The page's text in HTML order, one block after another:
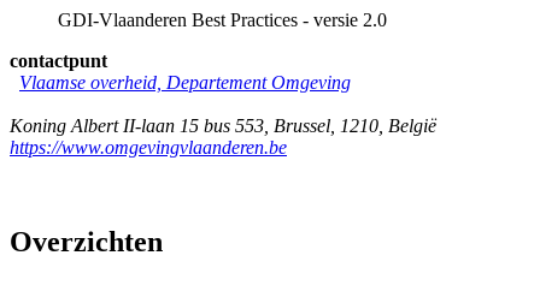
GDI-Vlaanderen Best Practices - versie 2.0
contactpunt
Vlaamse overheid, Departement Omgeving
Koning Albert II-laan 15 bus 553 Brussel 1210 België
https://www.omgevingvlaanderen.be
Overzichten